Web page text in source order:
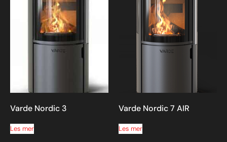
Varde Nordic 3
Les mer
Varde Nordic 7 AIR
Les mer